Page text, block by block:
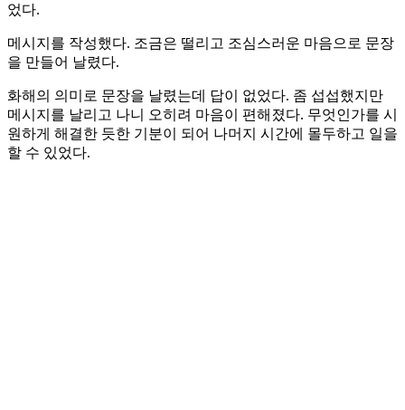
었다.
메시지를 작성했다. 조금은 떨리고 조심스러운 마음으로 문장
을 만들어 날렸다.
화해의 의미로 문장을 날렸는데 답이 없었다. 좀 섭섭했지만
메시지를 날리고 나니 오히려 마음이 편해졌다. 무엇인가를 시
원하게 해결한 듯한 기분이 되어 나머지 시간에 몰두하고 일을
할 수 있었다.